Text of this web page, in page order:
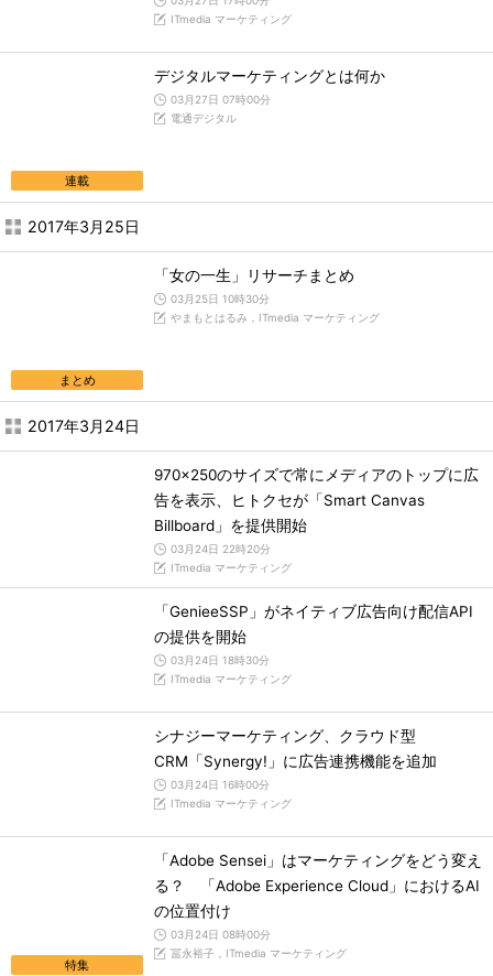
ITmedia マーケティング
連載
デジタルマーケティングとは何か
03月27日 07時00分
電通デジタル
2017年3月25日
まとめ
「女の一生」リサーチまとめ
03月25日 10時30分
やまもとはるみ，ITmedia マーケティング
2017年3月24日
970x250のサイズで常にメディアのトップに広
告を表示、ヒトクセが「Smart Canvas
Billboard」を提供開始
03月24日 22時20分
ITmedia マーケティング
「GenieeSSP」がネイティブ広告向け配信API
の提供を開始
03月24日 18時30分
ITmedia マーケティング
シナジーマーケティング、クラウド型
CRM「Synergy!」に広告連携機能を追加
03月24日 16時00分
ITmedia マーケティング
特集
「Adobe Sensei」はマーケティングをどう変え
る？ 「Adobe Experience Cloud」におけるAI
の位置付け
03月24日 08時00分
冨永裕子，ITmedia マーケティング